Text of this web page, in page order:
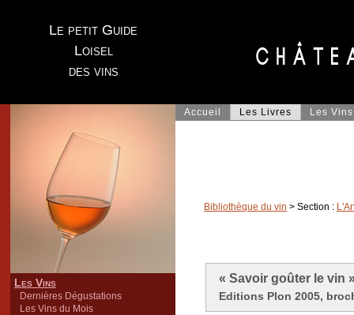
Le petit Guide
Loisel
des vins
Les Vins
Dernières Dégustations
Les Vins du Mois
Accueil Les Livres Les Vins
Bibliothèque du vin > Section :
« Savoir goûter le vin
Editions Plon 2005,